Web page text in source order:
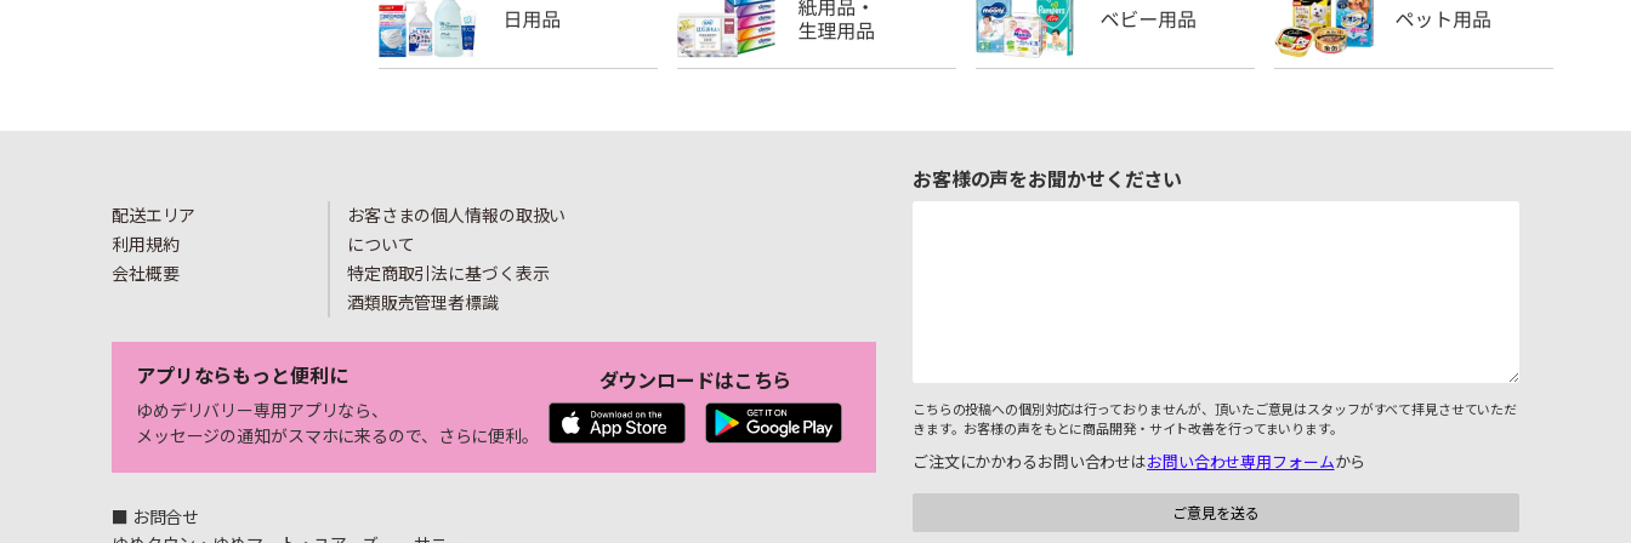
配送エリア
利用規約
会社概要
お客さまの個人情報の取扱い
について
特定商取引法に基づく表示
酒類販売管理者標識
アプリならもっと便利に
ゆめデリバリー専用アプリなら、
メッセージの通知がスマホに来るので、さらに便利。
ダウンロードはこちら
■ お問合せ
お客様の声をお聞かせください
こちらの投稿への個別対応は行っておりませんが、頂いたご意見はスタッフがすべて拝見させていただ
きます。お客様の声をもとに商品開発・サイト改善を行ってまいります。
ご注文にかかわるお問い合わせはお問い合わせ専用フォームから